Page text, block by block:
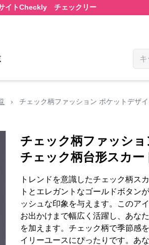
イトCheckly チェックリー
› チェック柄ファッション ポケットデザ
チェック柄ファッシ
チェック柄台形スカー
トレンドを意識したチェック柄ス
トとエレガントなゴールドボタン
ッシュな印象を与えます。このア
お出かけまで幅広く活躍し、あな
を加えます。チェック柄で季節感
イリーユースにぴったりです。あ